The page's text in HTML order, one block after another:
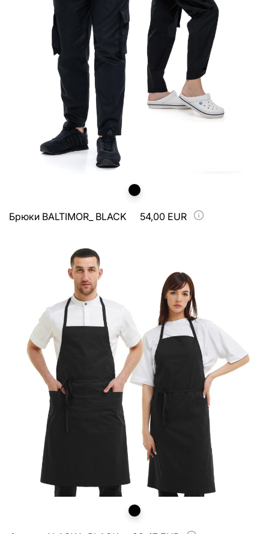
Брюки BALTIMOR_ BLACK 54,00 EUR